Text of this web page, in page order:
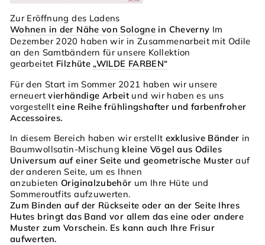
Zur Eröffnung des Ladens
Wohnen in der Nähe von Sologne in Cheverny Im
Dezember 2020 haben wir in Zusammenarbeit mit Odile
an den Samtbändern für unsere Kollektion
gearbeitet Filzhüte „WILDE FARBEN“
Für den Start im Sommer 2021 haben wir unsere
erneuert vierhändige Arbeit und wir haben es uns
vorgestellt eine Reihe frühlingshafter und farbenfroher
Accessoires.
In diesem Bereich haben wir erstellt exklusive Bänder in
Baumwollsatin-Mischung kleine Vögel aus Odiles
Universum auf einer Seite und geometrische Muster auf
der anderen Seite, um es Ihnen
anzubieten Originalzubehör um Ihre Hüte und
Sommeroutfits aufzuwerten.
Zum Binden auf der Rückseite oder an der Seite Ihres
Hutes bringt das Band vor allem das eine oder andere
Muster zum Vorschein. Es kann auch Ihre Frisur
aufwerten.